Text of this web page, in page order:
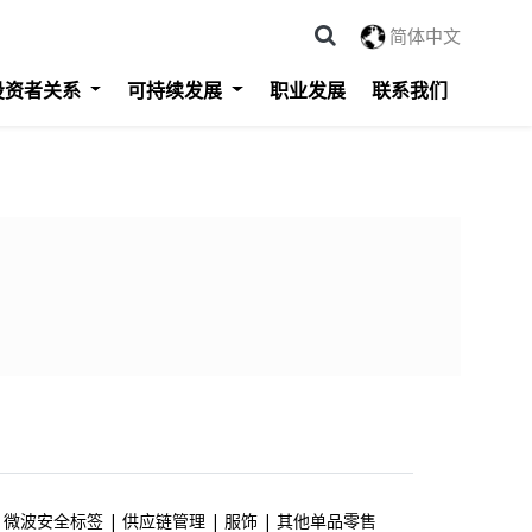
资者关系 可持续发展 职业发展 联系我们
简体中文
微波安全标签 供应链管理 服饰
其他单品零售